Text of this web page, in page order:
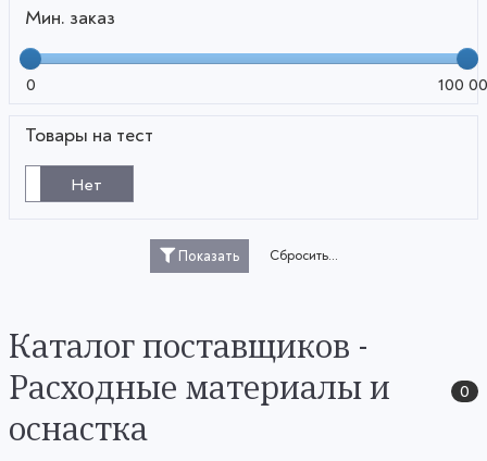
Мин. заказ
0 100
Товары на тест
Нет
Показать Сбросить...
Каталог поставщиков -
Расходные материалы и
оснастка
0